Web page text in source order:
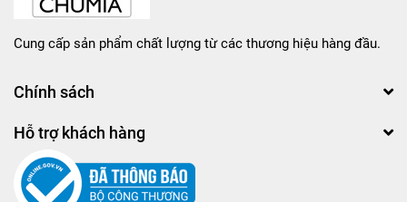
Cung cấp sản phẩm chất lượng từ các thương hiệu hàng đầu.
Chính sách
Hỗ trợ khách hàng